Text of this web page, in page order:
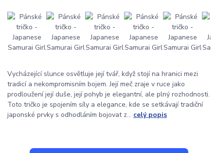
Vycházející slunce osvětluje její tvář, když stojí na hranici mezi
tradicí a nekompromisním bojem. Její meč zraje v ruce jako
prodloužení její duše, její pohyb je elegantní, ale plný rozhodnosti.
Toto tričko je spojením síly a elegance, kde se setkávají tradiční
japonské prvky s odhodláním bojovat z... celý popis